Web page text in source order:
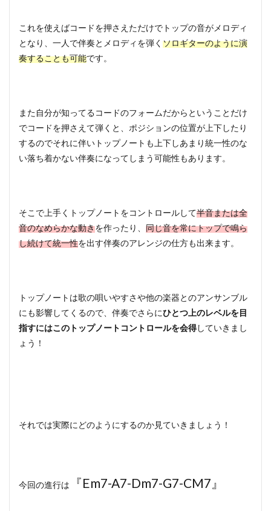
これを使えばコードを押さえただけでトップの音がメロディ
となり、一人で伴奏とメロディを弾く ソロギターのように演
奏することも可能です。
また自分が知ってるコードのフォームだからということだけ
でコードを押さえて弾くと、ポジションの位置が上下したり
するのでそれに伴いトップノートも上下しあまり統一性のな
い落ち着かない伴奏になってしまう可能性もあります。
そこで上手くトップノートをコントロールして半音または全
音のなめらかな動きを作ったり、 同じ音を常にトップで鳴ら
し続けて統一性を出す伴奏のアレンジの仕方も出来ます。
トップノートは歌の唄いやすさや他の楽器とのアンサンブル
にも影響してくるので、伴奏でさらにひとつ上のレベルを目
指すにはこのトップノートコントロールを会得していきまし
ょう！
それでは実際にどのようにするのか見ていきましょう！
今回の進行は 『Em7-A7-Dm7-G7-CM7』